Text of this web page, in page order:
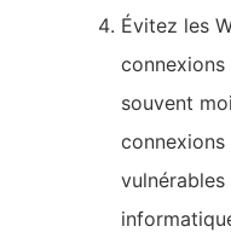
Évitez les
souvent